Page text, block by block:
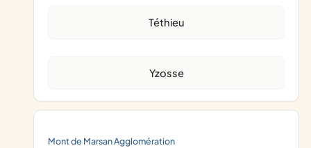
Téthieu
Yzosse
Mont de Marsan Agglomération